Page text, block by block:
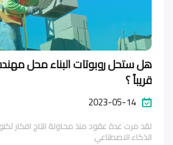
هل ستحل روبوتات البناء محل
قريباً ؟
2023-05-14
لقد مرت عدة عقود منذ محاولة انتاج افكار
الذكاء الاصطناعي